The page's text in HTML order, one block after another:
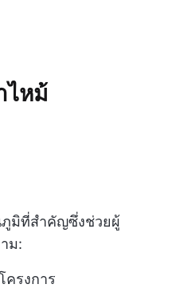
ไหม้
ภูมิที่สำคัญซึ่งช่วยผู้
ม:
ครงการ